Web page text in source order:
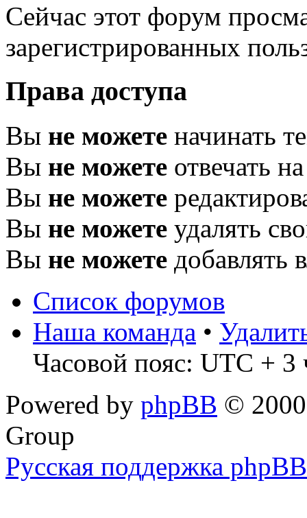
Сейчас этот форум
зарегистрированных
Права доступа
Вы не можете начинать
Вы не можете отвечать
Вы не можете
Вы не можете удалять
Вы не можете добавлять
Список форумов
Наша команда •
Часовой пояс: UTC + 3
Powered by phpBB ©
Group
Русская поддержка phpBB